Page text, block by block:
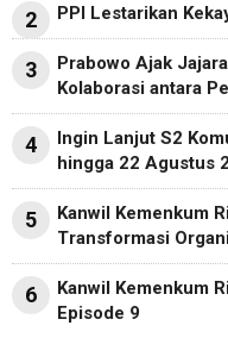
2 PPI Lestarikan
3
Prabowo Ajak
Kolaborasi antara
4
Ingin Lanjut S2
hingga 22 Agustus
5
Kanwil Kemenkum
Transformasi
6
Kanwil Kemenkum
Episode 9